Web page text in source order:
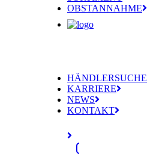
OBSTANNAHME
HÄNDLERSUCHE
KARRIERE
NEWS
KONTAKT